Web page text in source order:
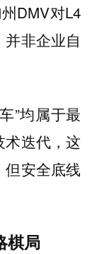
DMV对L4
非企业自
”均属于最
迭代，这
安全底线
棋局